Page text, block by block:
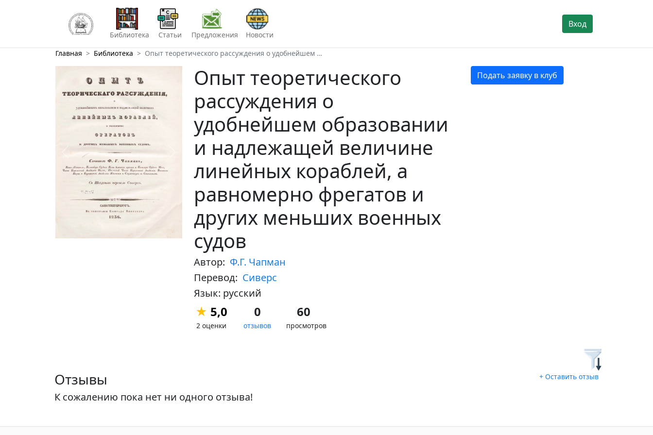
Библиотека Статьи Предложения Новости
Вход
Главная Библиотека Опыт теоретического рассуждения о удобнейшем …
Предыдущий Следующий
Опыт теоретического
рассуждения о
удобнейшем образовании
и надлежащей величине
линейных кораблей, а
равномерно фрегатов и
других меньших военных
судов
Автор: Ф.Г. Чапман
Перевод: Сиверс
Язык: русский
★ 5,0
2 оценки
0
отзывов
60
просмотров
Подать заявку в клуб
Отзывы + Оставить отзыв
К сожалению пока нет ни одного отзыва!